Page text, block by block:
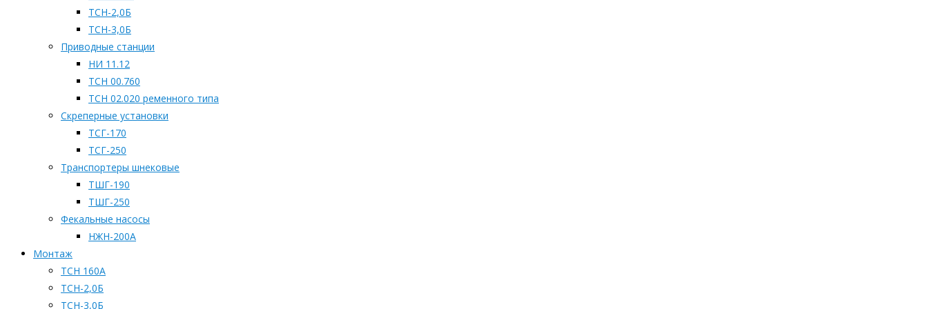
ТСН-2,0Б
ТСН-3,0Б
Приводные станции
НИ 11.12
ТСН 00.760
ТСН 02.020 ременного типа
Скреперные установки
ТСГ-170
ТСГ-250
Транспортеры шнековые
ТШГ-190
ТШГ-250
Фекальные насосы
НЖН-200А
Монтаж
ТСН 160А
ТСН-2,0Б
ТСН-3,0Б